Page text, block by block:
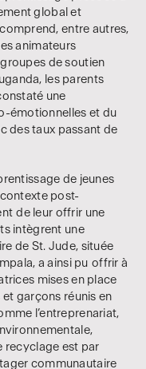
global et
entre autres,
animateurs
de soutien
les parents
une
émotionnelles et du
des taux passant de
de jeunes
post-
de leur offrir une
intègrent une
de St. Jude, située
a ainsi pu offrir à
mises en place
et garçons réunis en
l’entreprenariat,
recyclage est par
communautaire